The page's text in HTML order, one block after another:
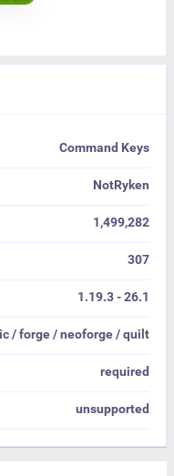
Command Keys
NotRyken
1,499,282
307
1.19.3 - 26.1
/ forge / neoforge / quilt
required
unsupported